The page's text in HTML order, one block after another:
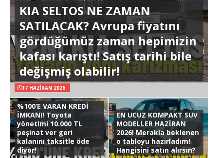
KIA SELTOS NE ZAMAN
SATILACAK? Avrupa fiyatını
gördüğümüz zaman hepimizin
kafası karıştı! Satış tarihi bile
değişmiş olabilir!
17 HAZIRAN 2026
%100’E VARAN KREDİ
İMKANI! Toyota
yönetimi 10.000 TL
peşinat ver geri
kalanını taksitle öde
diyor!
EN UCUZ KOMPAKT SUV
MODELLER HAZİRAN
2026! Merakla beklenen
o tabloyu hazırladım!
Hangisini satın alırsın?